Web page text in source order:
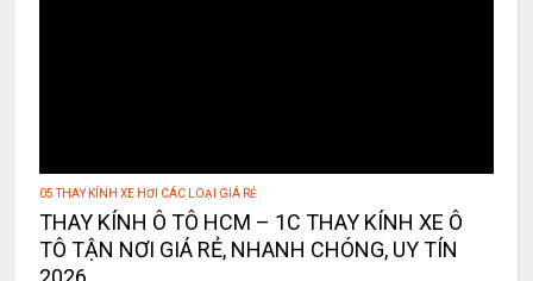
05 THAY KÍNH XE HƠI CÁC LOẠI GIÁ RẺ
THAY KÍNH Ô TÔ HCM – 1C THAY KÍNH XE Ô
TÔ TẬN NƠI GIÁ RẺ, NHANH CHÓNG, UY TÍN